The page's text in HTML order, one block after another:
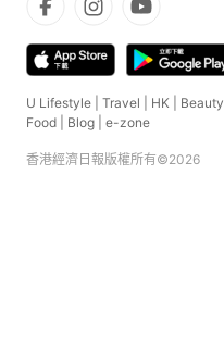
U Lifestyle Travel HK Beauty
Food
Blog e-zone
香港經濟日報版權所有©2026